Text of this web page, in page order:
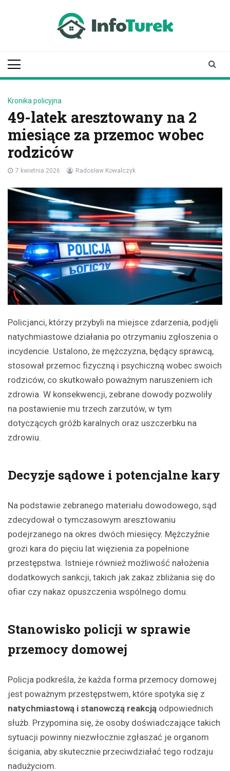
Kronika policyjna
49-latek aresztowany na 2
miesiące za przemoc wobec
rodziców
7 kwietnia 2026 Radosław Kowalczyk
Policjanci, którzy przybyli na miejsce zdarzenia, podjęli
natychmiastowe działania po otrzymaniu zgłoszenia o
incydencie. Ustalono, że mężczyzna, będący sprawcą,
stosował przemoc fizyczną i psychiczną wobec swoich
rodziców, co skutkowało poważnym naruszeniem ich
zdrowia. W konsekwencji, zebrane dowody pozwoliły
na postawienie mu trzech zarzutów, w tym
dotyczących gróźb karalnych oraz uszczerbku na
zdrowiu.
Decyzje sądowe i potencjalne kary
Na podstawie zebranego materiału dowodowego, sąd
zdecydował o tymczasowym aresztowaniu
podejrzanego na okres dwóch miesięcy. Mężczyźnie
grozi kara do pięciu lat więzienia za popełnione
przestępstwa. Istnieje również możliwość nałożenia
dodatkowych sankcji, takich jak zakaz zbliżania się do
ofiar czy nakaz opuszczenia wspólnego domu.
Stanowisko policji w sprawie
przemocy domowej
Policja podkreśla, że każda forma przemocy domowej
jest poważnym przestępstwem, które spotyka się z
natychmiastową i stanowczą reakcją odpowiednich
służb. Przypomina się, że osoby doświadczające takich
sytuacji powinny niezwłocznie zgłaszać je organom
ścigania, aby skutecznie przeciwdziałać tego rodzaju
nadużyciom.